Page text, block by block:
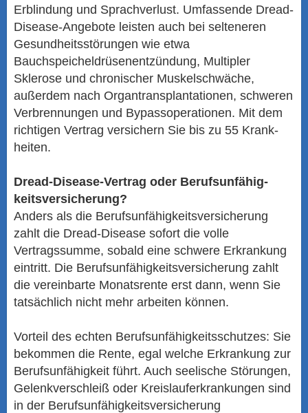
Erblindung und Sprachverlust. Umfassende Dread-
Disease-Angebote leisten auch bei selteneren
Gesundheitsstörungen wie etwa
Bauchspeicheldrüsenentzündung, Multipler
Sklerose und chronischer Muskelschwäche,
außerdem nach Organtransplantationen, schweren
Verbrennungen und Bypassoperationen. Mit dem
richtigen Vertrag ver­sichern Sie bis zu 55 Krank­
hei­ten.
Dread-Disease-Vertrag oder Berufs­unfähig­
keitsversicherung?
Anders als die Berufs­unfähig­keitsversicherung
zahlt die Dread-Disease sofort die volle
Vertragssumme, sobald eine schwere Erkrankung
eintritt. Die Berufs­unfähig­keitsversicherung zahlt
die vereinbarte Monatsrente erst dann, wenn Sie
tatsächlich nicht mehr arbeiten können.
Vorteil des echten Berufs­unfähig­keitsschutzes: Sie
bekommen die Rente, egal welche Erkrankung zur
Berufs­unfähig­keit führt. Auch seelische Störungen,
Gelenkverschleiß oder Kreislauferkrankungen sind
in der Berufs­unfähig­keitsversicherung